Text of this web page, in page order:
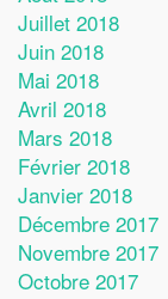
Juillet 2018
Juin 2018
Mai 2018
Avril 2018
Mars 2018
Février 2018
Janvier 2018
Décembre 2017
Novembre 2017
Octobre 2017